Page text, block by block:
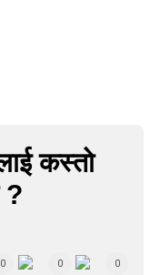
कस्तो
?
0 0 0